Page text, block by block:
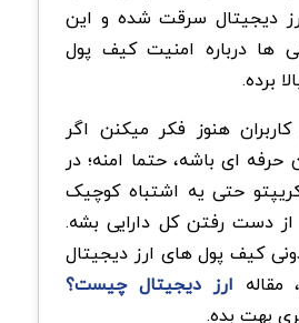
ارز دیجیتال سرقت شده و این
ها درباره امنیت کیف پول
برده.
هنوز فکر میکنن اگر
حرفه ای باشه، حتما امنه؛ در
حتی یه اشتباه کوچیک
دست رفتن کل دارایی بشه.
کیف پول های ارز دیجیتال
ارز دیجیتال چیست؟
بهت بده.